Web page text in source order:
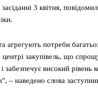
3 квітня,
агрегують потреби
закупівель, що
забезпечує високий рівень
– наведено слова